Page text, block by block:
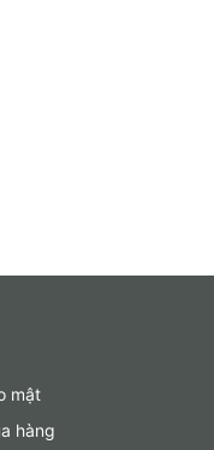
mật
hàng